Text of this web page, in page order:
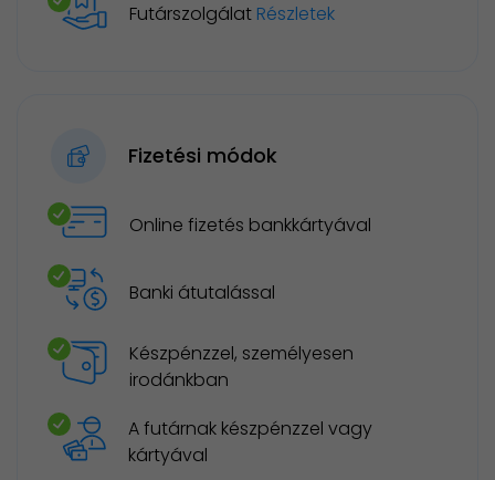
Futárszolgálat Részletek
Fizetési módok
Online fizetés bankkártyával
Banki átutalással
Készpénzzel, személyesen
irodánkban
A futárnak készpénzzel vagy
kártyával